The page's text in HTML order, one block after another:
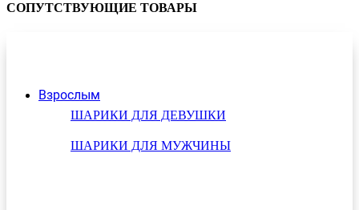
Взрослым
ШАРИКИ ДЛЯ ДЕВУШКИ
ШАРИКИ ДЛЯ МУЖЧИНЫ
СОПУТСТВУЮЩИЕ ТОВАРЫ